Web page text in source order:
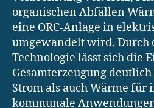
organischen Abfällen
eine ORC-Anlage in
umgewandelt wird. Durch
Technologie lässt sich die
Gesamterzeugung
Strom als auch Wärme
kommunale